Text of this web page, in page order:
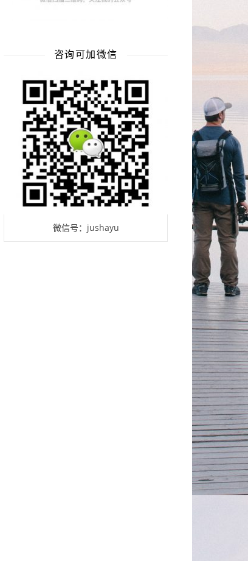
咨询可加微信
微信号：jushayu